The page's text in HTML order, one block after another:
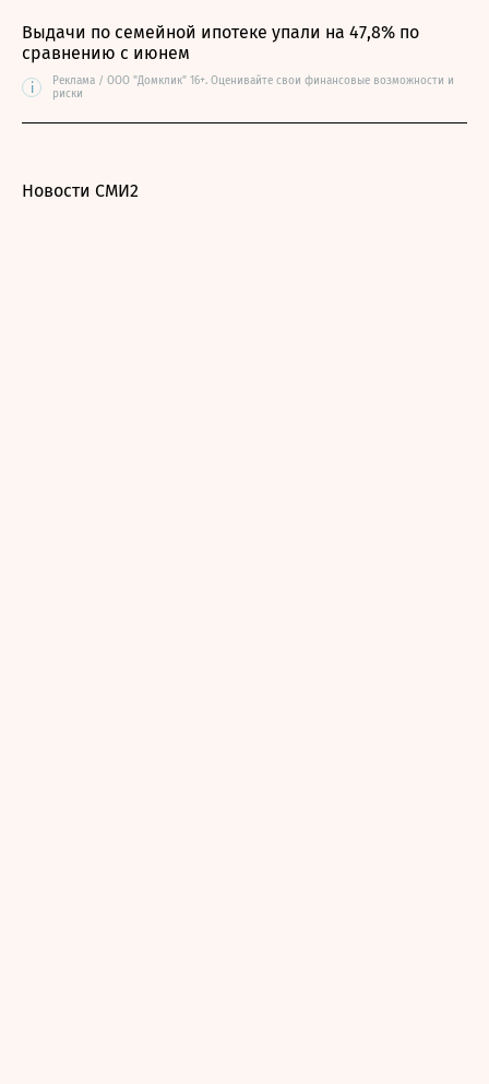
Выдачи по семейной ипотеке упали на 47,8% по
сравнению с июнем
i
Реклама / ООО "Домклик" 16+. Оценивайте свои финансовые возможности и
риски
Новости СМИ2